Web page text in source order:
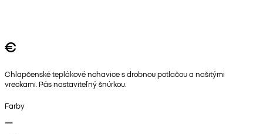
€
Chlapčenské teplákové nohavice s drobnou potlačou a našitými
vreckami. Pás nastaviteľný šnúrkou.
Farby